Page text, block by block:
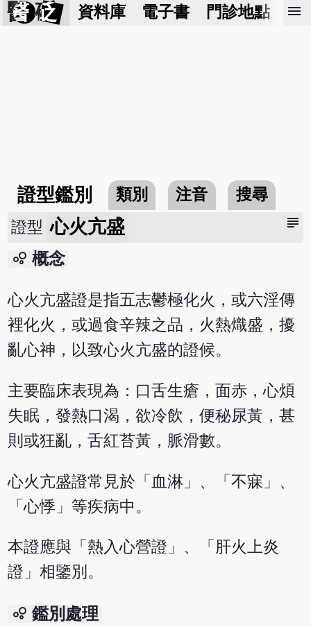
醫 砭 資料庫 電子書 門診地點 預
menu
證型鑑別 類別 注音 搜尋
subject
證型 心火亢盛
bubble_chart 概念
心火亢盛證是指五志鬱極化火，或六淫傳
裡化火，或過食辛辣之品，火熱熾盛，擾
亂心神，以致心火亢盛的證候。
主要臨床表現為：口舌生瘡，面赤，心煩
失眠，發熱口渴，欲冷飲，便秘尿黃，甚
則或狂亂，舌紅苔黃，脈滑數。
心火亢盛證常見於「血淋」、「不寐」、
「心悸」等疾病中。
本證應與「熱入心營證」、「肝火上炎
證」相鑒別。
bubble_chart 鑑別處理